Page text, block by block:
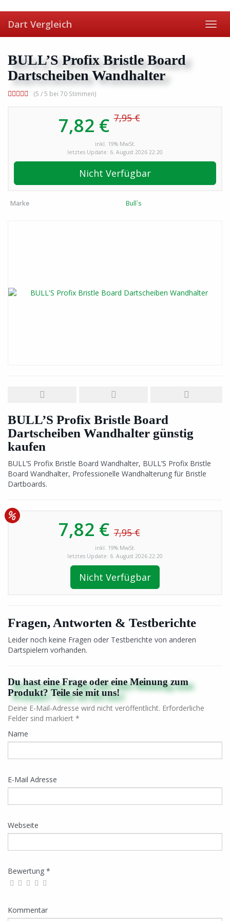
to
main
content
Dart Vergleich
BULL’S Profix Bristle Board
Dartscheiben Wandhalter
(5 / 5 bei 70 Stimmen)
7,82 €7,95 €
inkl. 19% MwSt.
letztes Update: 6. August 2026 22:20
Nicht Verfügbar
Marke Bull´s
BULL’S Profix Bristle Board
Dartscheiben Wandhalter günstig
kaufen
BULL’S Profix Bristle Board Wandhalter, BULL’S Profix Bristle
Board Wandhalter, Professionelle Wandhalterung für Bristle
Dartboards.
7,82 €7,95 €
inkl. 19% MwSt.
letztes Update: 6. August 2026 22:20
Nicht Verfügbar
Fragen, Antworten & Testberichte
Leider noch keine Fragen oder Testberichte von anderen
Dartspielern vorhanden.
Du hast eine Frage oder eine Meinung zum
Produkt? Teile sie mit uns!
Deine E-Mail-Adresse wird nicht veröffentlicht. Erforderliche
Felder sind markiert *
Name
E-Mail Adresse
Webseite
Bewertung *
Kommentar